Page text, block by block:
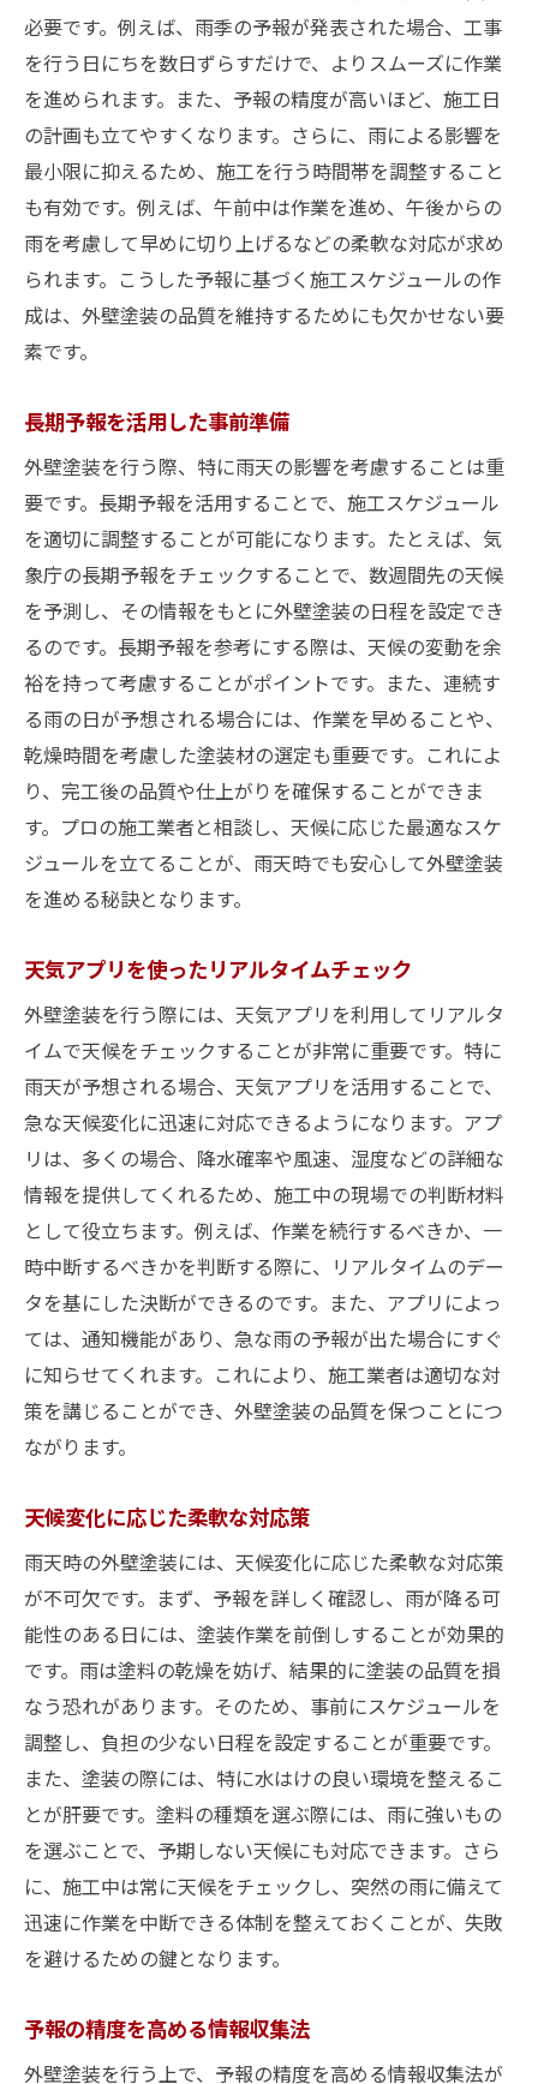
必要です。例えば、雨季の予報が発表された場合、工事
を行う日にちを数日ずらすだけで、よりスムーズに作業
を進められます。また、予報の精度が高いほど、施工日
の計画も立てやすくなります。さらに、雨による影響を
最小限に抑えるため、施工を行う時間帯を調整すること
も有効です。例えば、午前中は作業を進め、午後からの
雨を考慮して早めに切り上げるなどの柔軟な対応が求め
られます。こうした予報に基づく施工スケジュールの作
成は、外壁塗装の品質を維持するためにも欠かせない要
素です。
長期予報を活用した事前準備
外壁塗装を行う際、特に雨天の影響を考慮することは重
要です。長期予報を活用することで、施工スケジュール
を適切に調整することが可能になります。たとえば、気
象庁の長期予報をチェックすることで、数週間先の天候
を予測し、その情報をもとに外壁塗装の日程を設定でき
るのです。長期予報を参考にする際は、天候の変動を余
裕を持って考慮することがポイントです。また、連続す
る雨の日が予想される場合には、作業を早めることや、
乾燥時間を考慮した塗装材の選定も重要です。これによ
り、完工後の品質や仕上がりを確保することができま
す。プロの施工業者と相談し、天候に応じた最適なスケ
ジュールを立てることが、雨天時でも安心して外壁塗装
を進める秘訣となります。
天気アプリを使ったリアルタイムチェック
外壁塗装を行う際には、天気アプリを利用してリアルタ
イムで天候をチェックすることが非常に重要です。特に
雨天が予想される場合、天気アプリを活用することで、
急な天候変化に迅速に対応できるようになります。アプ
リは、多くの場合、降水確率や風速、湿度などの詳細な
情報を提供してくれるため、施工中の現場での判断材料
として役立ちます。例えば、作業を続行するべきか、一
時中断するべきかを判断する際に、リアルタイムのデー
タを基にした決断ができるのです。また、アプリによっ
ては、通知機能があり、急な雨の予報が出た場合にすぐ
に知らせてくれます。これにより、施工業者は適切な対
策を講じることができ、外壁塗装の品質を保つことにつ
ながります。
天候変化に応じた柔軟な対応策
雨天時の外壁塗装には、天候変化に応じた柔軟な対応策
が不可欠です。まず、予報を詳しく確認し、雨が降る可
能性のある日には、塗装作業を前倒しすることが効果的
です。雨は塗料の乾燥を妨げ、結果的に塗装の品質を損
なう恐れがあります。そのため、事前にスケジュールを
調整し、負担の少ない日程を設定することが重要です。
また、塗装の際には、特に水はけの良い環境を整えるこ
とが肝要です。塗料の種類を選ぶ際には、雨に強いもの
を選ぶことで、予期しない天候にも対応できます。さら
に、施工中は常に天候をチェックし、突然の雨に備えて
迅速に作業を中断できる体制を整えておくことが、失敗
を避けるための鍵となります。
予報の精度を高める情報収集法
外壁塗装を行う上で、予報の精度を高める情報収集法が